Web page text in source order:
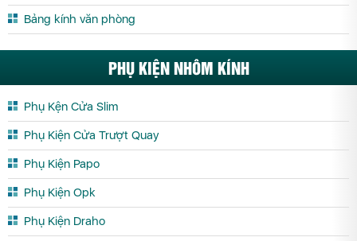
Bảng kính văn phòng
PHỤ KIỆN NHÔM KÍNH
Phụ Kện Cửa Slim
Phụ Kiện Cửa Trượt Quay
Phụ Kiện Papo
Phụ Kiện Opk
Phụ Kiện Draho